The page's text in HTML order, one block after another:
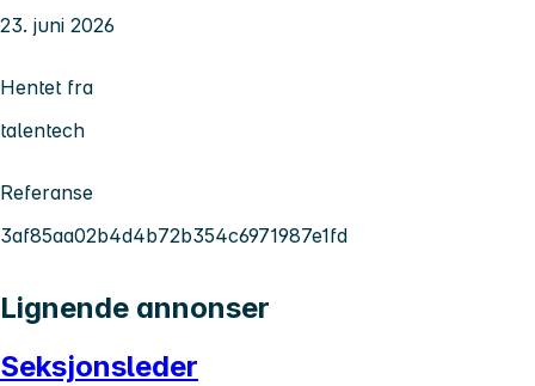
23. juni 2026
Hentet fra
talentech
Referanse
3af85aa02b4d4b72b354c6971987e1fd
Lignende annonser
Seksjonsleder